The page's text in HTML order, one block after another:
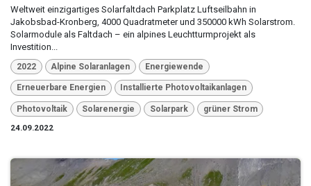
Weltweit einzigartiges Solarfaltdach Parkplatz Luftseilbahn in
Jakobsbad-Kronberg, 4000 Quadratmeter und 350000 kWh Solarstrom.
Solarmodule als Faltdach – ein alpines Leuchtturmprojekt als
Investition...
2022 Alpine Solaranlagen Energiewende
Erneuerbare Energien Installierte Photovoltaikanlagen
Photovoltaik Solarenergie Solarpark
grüner Strom
24.09.2022